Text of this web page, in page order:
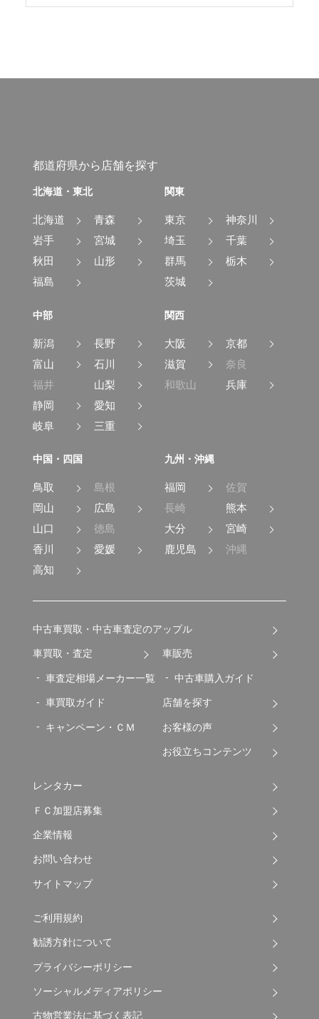
都道府県から店舗を探す
北海道・東北
北海道
青森
岩手
宮城
秋田
山形
福島
関東
東京
神奈川
埼玉
千葉
群馬
栃木
茨城
中部
新潟
長野
富山
石川
福井
山梨
静岡
愛知
岐阜
三重
関西
大阪
京都
滋賀
奈良
和歌山
兵庫
中国・四国
鳥取
島根
岡山
広島
山口
徳島
香川
愛媛
高知
九州・沖縄
福岡
佐賀
長崎
熊本
大分
宮崎
鹿児島
沖縄
中古車買取・中古車査定のアップル
車買取・査定
車査定相場メーカー一覧
車買取ガイド
キャンペーン・ＣＭ
車販売
中古車購入ガイド
店舗を探す
お客様の声
お役立ちコンテンツ
レンタカー
ＦＣ加盟店募集
企業情報
お問い合わせ
サイトマップ
ご利用規約
勧誘方針について
プライバシーポリシー
ソーシャルメディアポリシー
古物営業法に基づく表記